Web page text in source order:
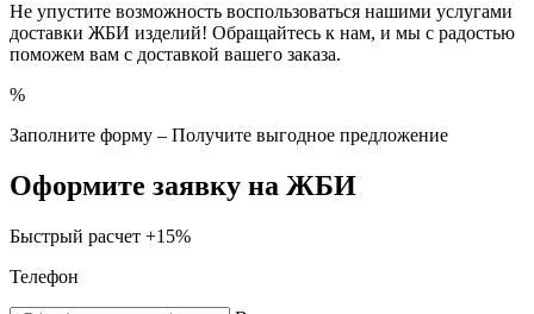
Не упустите возможность воспользоваться нашими услугами
доставки ЖБИ изделий! Обращайтесь к нам, и мы с радостью
поможем вам с доставкой вашего заказа.
%
Заполните форму – Получите выгодное предложение
Оформите заявку на ЖБИ
Быстрый расчет +15%
Телефон